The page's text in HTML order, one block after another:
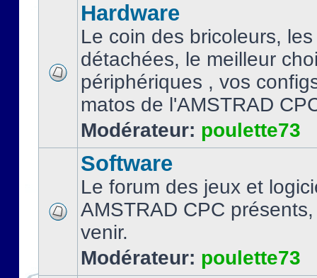
Hardware
Le coin des bricoleurs,
détachées, le meilleur
périphériques , vos
matos de l'AMSTRAD
Modérateur: poulette73
Software
Le forum des jeux et
AMSTRAD CPC
venir.
Modérateur: poulette73